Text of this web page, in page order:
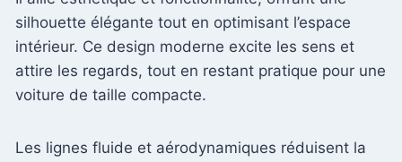
silhouette élégante tout en optimisant l’espace
intérieur. Ce design moderne excite les sens et
attire les regards, tout en restant pratique pour une
voiture de taille compacte.
Les lignes fluide et aérodynamiques réduisent la